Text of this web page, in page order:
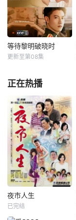
等待黎明破晓时
更新至第08集
正在热播
夜市人生
已完结